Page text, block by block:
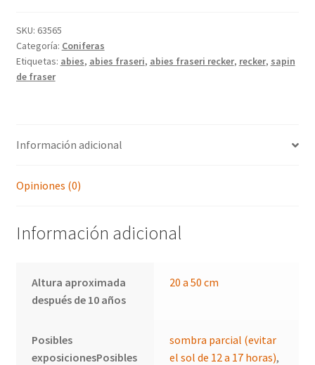
SKU: 63565
Categoría: Coniferas
Etiquetas: abies, abies fraseri, abies fraseri recker, recker, sapin
de fraser
Información adicional
Opiniones (0)
Información adicional
Altura aproximada
después de 10 años
20 a 50 cm
Posibles
exposicionesPosibles
sombra parcial (evitar
el sol de 12 a 17 horas),